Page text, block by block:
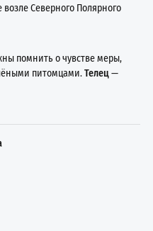
Северного Полярного
помнить о чувстве меры,
питомцами.Телец—